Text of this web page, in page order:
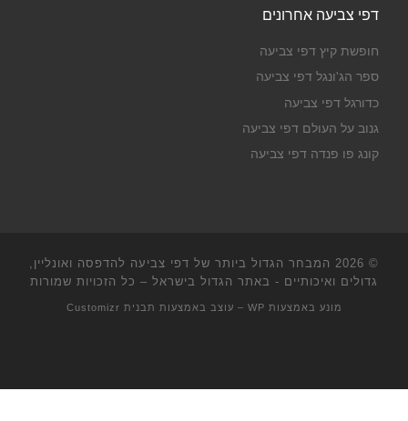
דפי צביעה אחרונים
חופשת קיץ דפי צביעה
ספר הג'ונגל דפי צביעה
כדורגל דפי צביעה
גנוב על העולם דפי צביעה
קונג פו פנדה דפי צביעה
© 2026
המבחר הגדול ביותר של דפי צביעה להדפסה ואונליין,
גדולים ואיכותיים - באתר הגדול בישראל – כל הזכויות שמורות
מונע באמצעות WP – עוצב באמצעות תבנית Customizr